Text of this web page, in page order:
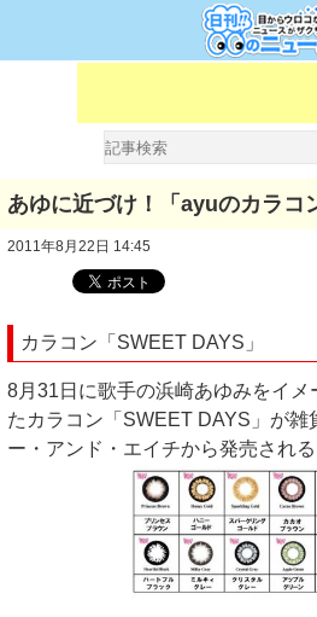
あゆに近づけ！「ayuのカラコ
2011年8月22日 14:45
カラコン「SWEET DAYS」
8月31日に歌手の浜崎あゆみをイメ
たカラコン「SWEET DAYS」が雑
ー・アンド・エイチから発売される